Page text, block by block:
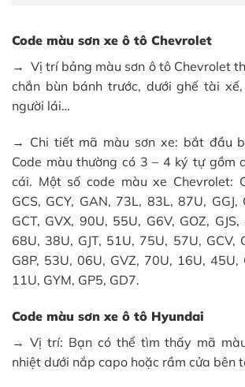
Code màu sơn xe ô tô Chevrolet
→ Vị trí bảng màu sơn ô tô Chevrolet
chắn bùn bánh trước, dưới ghế tài
người lái…
→ Chi tiết mã màu sơn xe: bắt đầu
Code màu thường có 3 – 4 ký tự gồm
cái. Một số code màu xe Chevrolet:
GCS, GCY, GAN, 73L, 83L, 87U, GGJ,
GCT, GVX, 90U, 55U, G6V, GOZ,
68U, 38U, GJT, 51U, 75U, 57U, GCV,
G8P, 53U, 06U, GVZ, 70U, 16U, 45U,
11U, GYM, GP5, GD7.
Code màu sơn xe ô tô Hyundai
→ Vị trí: Bạn có thể tìm thấy mã
nhiệt dưới nắp capo hoặc rầm cửa bên